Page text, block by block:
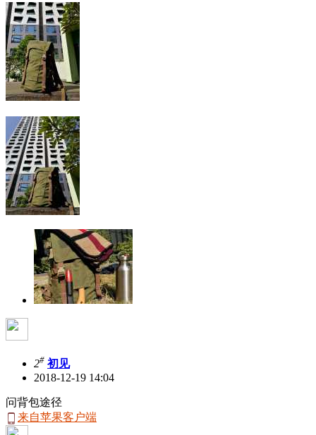
2# 初见
2018-12-19 14:04
问背包途径
来自苹果客户端